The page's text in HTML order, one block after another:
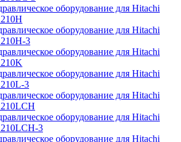
оборудование для Hitachi
оборудование для Hitachi
3
оборудование для Hitachi
оборудование для Hitachi
3
оборудование для Hitachi
оборудование для Hitachi
3
оборудование для Hitachi